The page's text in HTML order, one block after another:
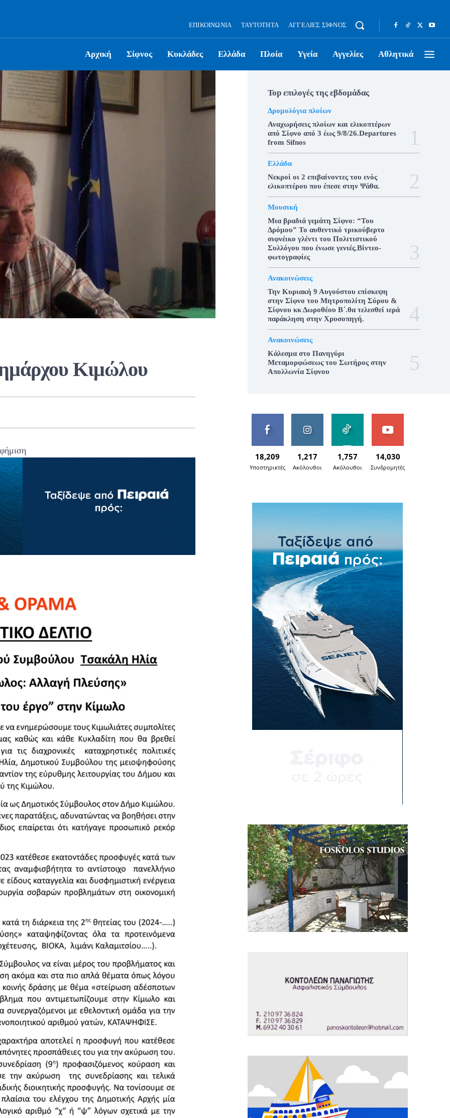
ΕΠΙΚΟΙΝΩΝΊΑ ΤΑΥΤΌΤΗΤΑ ΑΓΓΕΛΊΕΣ ΣΊΦΝΟΣ
Αρχική Σίφνος Κυκλάδες Ελλάδα Πλοία Υγεία Αγγελίες Αθλητικά
Κιμώλου
Top επιλογές της εβδομάδας
Δρομολόγια πλοίων
Αναχωρήσεις πλοίων και ελικοπτέρων
από Σίφνο από 3 έως 9/8/26.Departures
from Sifnos
Ελλάδα
Νεκροί οι 2 επιβαίνοντες του ενός
ελικοπτέρου που έπεσε στην Ψάθα.
Μουσική
Μια βραδιά γεμάτη Σίφνο: “Του
Δρόμου” Το αυθεντικό τρικούβερτο
σιφνέικο γλέντι του Πολιτιστικού
Συλλόγου που ένωσε γενιές.Βίντεο-
φωτογραφίες
Ανακοινώσεις
Την Κυριακή 9 Αυγούστου επίσκεψη
στην Σίφνο του Μητροπολίτη Σύρου &
Σίφνου κκ Δωροθέου Β΄.θα τελεσθεί ιερά
παράκληση στην Χρυσοπηγή.
Ανακοινώσεις
Κάλεσμα στο Πανηγύρι
Μεταμορφώσεως του Σωτήρος στην
Απολλωνία Σίφνου
18,209
Υποστηρικτές
1,217
Ακόλουθοι
1,757
Ακόλουθοι
14,030
Συνδρομητές